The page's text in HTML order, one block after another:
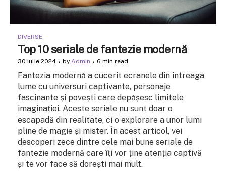
DIVERSE
Top 10 seriale de fantezie modernă
30 iulie 2024 by Admin 6 min read
Fantezia modernă a cucerit ecranele din întreaga
lume cu universuri captivante, personaje
fascinante și povești care depășesc limitele
imaginației. Aceste seriale nu sunt doar o
escapadă din realitate, ci o explorare a unor lumi
pline de magie și mister. În acest articol, vei
descoperi zece dintre cele mai bune seriale de
fantezie modernă care îți vor ține atenția captivă
și te vor face să dorești mai mult.